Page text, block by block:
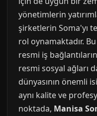
yönetimlerin
şirketlerin Soma'yı
rol oynamaktadır.
resmi iş
resmi sosyal ağları
dünyasının önemli
aynı kalite ve
noktada, Manisa